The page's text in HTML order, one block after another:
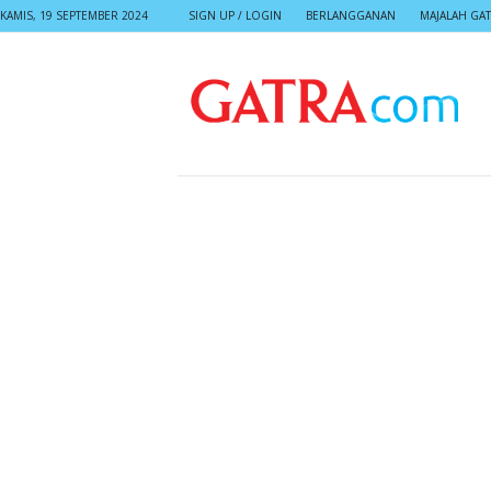
KAMIS, 19 SEPTEMBER 2024 SIGN UP / LOGIN BERLANGGANAN MAJALAH